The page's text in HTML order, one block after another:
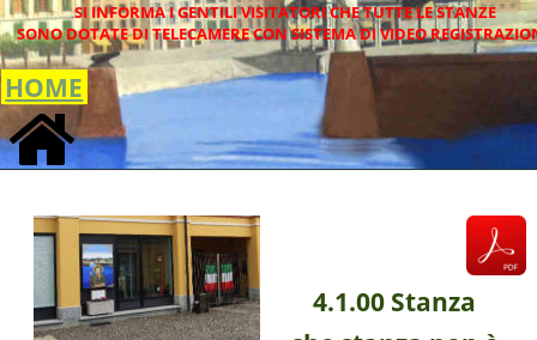
4.1.00 Stanza
SI INFORMA I GENTILI VISITATORI CHE TUTTE LE STANZE
SONO DOTATE DI TELECAMERE CON SISTEMA DI VIDEO
HOME